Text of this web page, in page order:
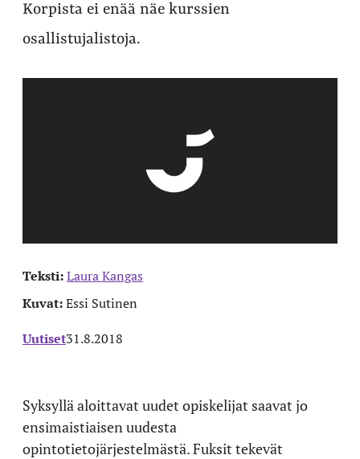
Korpista ei enää näe kurssien
osallistujalistoja.
Teksti:Laura Kangas
Kuvat:Essi Sutinen
Uutiset31.8.2018
Syksyllä aloittavat uudet opiskelijat saavat jo
ensimaistiaisen uudesta
opintotietojärjestelmästä. Fuksit tekevät